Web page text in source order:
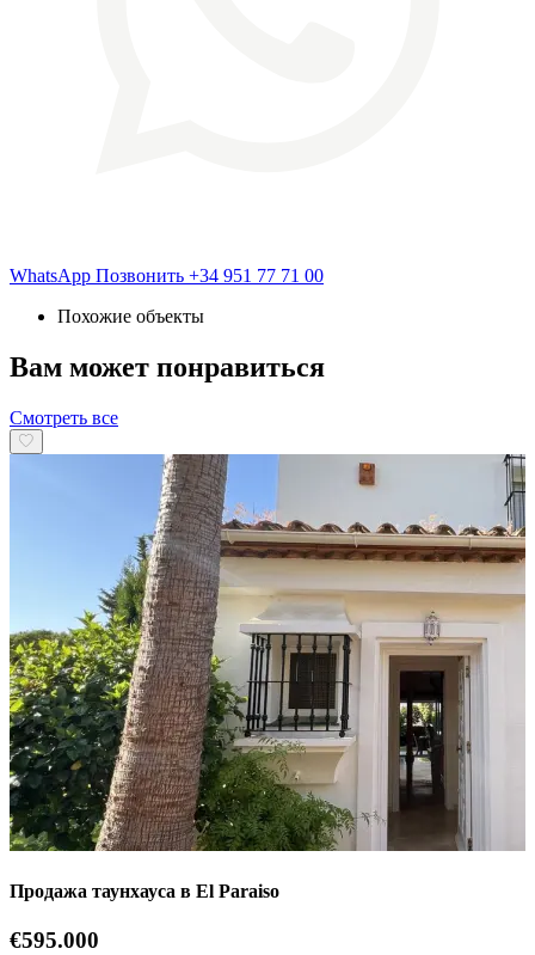
WhatsApp Позвонить +34 951 77 71 00
Похожие объекты
Вам может понравиться
Смотреть все
Продажа таунхауса в El Paraiso
€595.000